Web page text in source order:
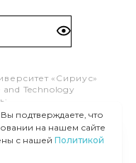
«Сириус»
Technology
и успех»
«Сириус»,
41 55
подтверждаете, что
на нашем сайте
с нашей Политикой